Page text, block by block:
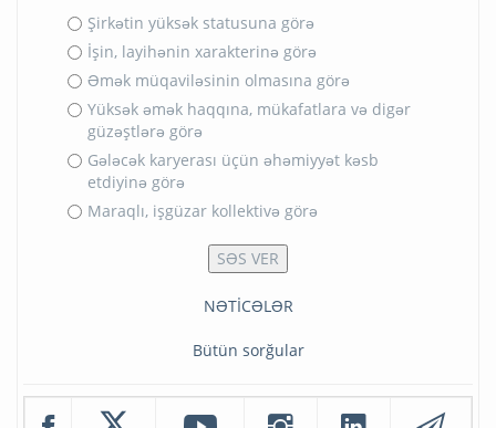
Şirkətin yüksək statusuna görə
İşin, layihənin xarakterinə görə
Əmək müqaviləsinin olmasına görə
Yüksək əmək haqqına, mükafatlara və digər
güzəştlərə görə
Gələcək karyerası üçün əhəmiyyət kəsb
etdiyinə görə
Maraqlı, işgüzar kollektivə görə
NƏTİCƏLƏR
Bütün sorğular